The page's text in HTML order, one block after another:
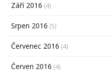
Září 2016 (4)
Srpen 2016 (5)
Červenec 2016 (4)
Červen 2016 (4)